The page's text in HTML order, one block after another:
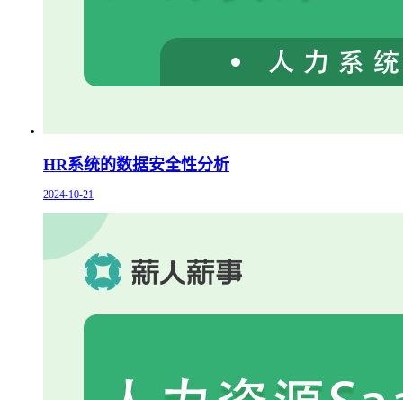
HR系统的数据安全性分析
2024-10-21